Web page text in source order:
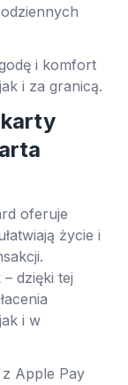
i komfort
i za granicą.
oferuje
życie i
dzięki tej
i w
z Apple Pay